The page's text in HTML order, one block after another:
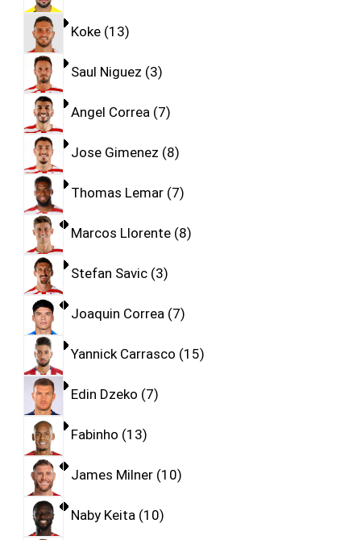
Koke 13
Saul Niguez 3
Angel Correa 7
Jose Gimenez 8
Thomas Lemar 7
Marcos Llorente 8
Stefan Savic 3
Joaquin Correa 7
Yannick Carrasco 15
Edin Dzeko 7
Fabinho 13
James Milner 10
Naby Keita 10